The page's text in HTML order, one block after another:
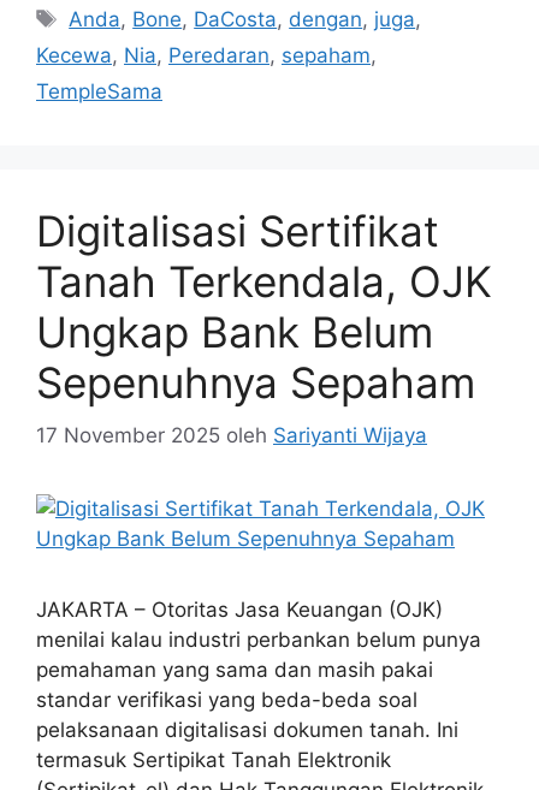
Tag
Anda, Bone, DaCosta, dengan, juga,
Kecewa, Nia, Peredaran, sepaham,
TempleSama
Digitalisasi Sertifikat
Tanah Terkendala, OJK
Ungkap Bank Belum
Sepenuhnya Sepaham
17 November 2025 oleh Sariyanti Wijaya
JAKARTA – Otoritas Jasa Keuangan (OJK)
menilai kalau industri perbankan belum punya
pemahaman yang sama dan masih pakai
standar verifikasi yang beda-beda soal
pelaksanaan digitalisasi dokumen tanah. Ini
termasuk Sertipikat Tanah Elektronik